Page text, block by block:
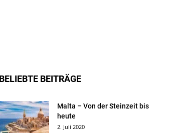
BELIEBTE BEITRÄGE
Malta – Von der Steinzeit bis
heute
2. Juli 2020